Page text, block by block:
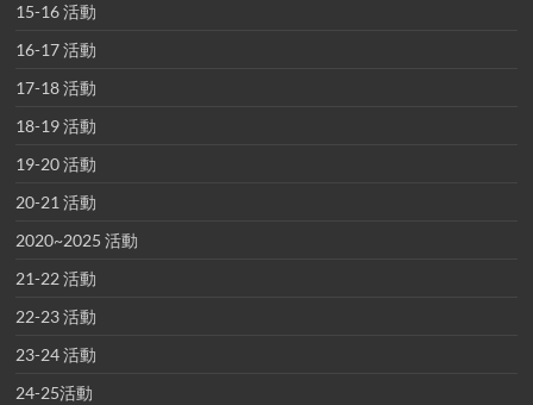
15-16 活動
16-17 活動
17-18 活動
18-19 活動
19-20 活動
20-21 活動
2020~2025 活動
21-22 活動
22-23 活動
23-24 活動
24-25活動